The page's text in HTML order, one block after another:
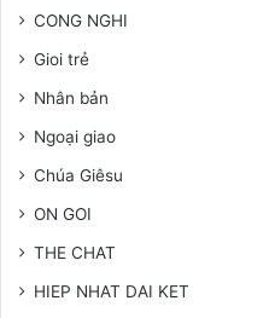
CONG NGHI
Gioi trẻ
Nhân bản
Ngoại giao
Chúa Giêsu
ON GOI
THE CHAT
HIEP NHAT DAI KET